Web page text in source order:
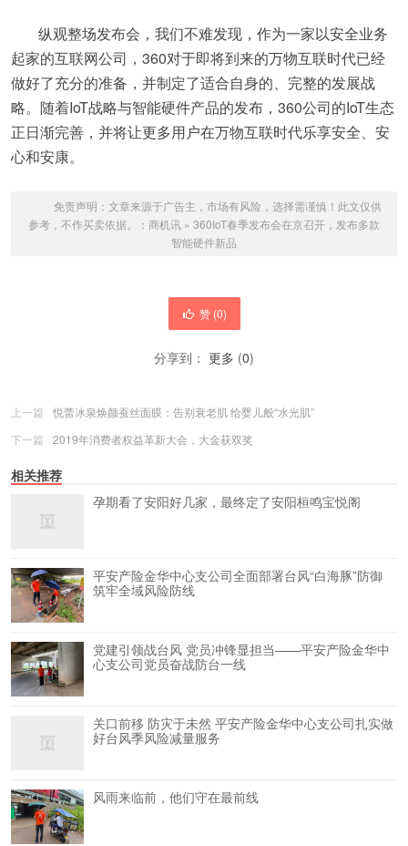
纵观整场发布会，我们不难发现，作为一家以安全业务
起家的互联网公司，360对于即将到来的万物互联时代已经
做好了充分的准备，并制定了适合自身的、完整的发展战
略。随着IoT战略与智能硬件产品的发布，360公司的IoT生态
正日渐完善，并将让更多用户在万物互联时代乐享安全、安
心和安康。
免责声明：文章来源于广告主，市场有风险，选择需谨慎！此文仅供
参考，不作买卖依据。： 商机讯 » 360IoT春季发布会在京召开，发布多款
智能硬件新品
赞 (0)
分享到： 更多 (0)
上一篇
悦蕾冰泉焕颜蚕丝面膜：告别衰老肌 给婴儿般“水光肌”
下一篇
2019年消费者权益革新大会，大金获双奖
相关推荐
孕期看了安阳好几家，最终定了安阳桓鸣宝悦阁
平安产险金华中心支公司全面部署台风“白海豚”防御
筑牢全域风险防线
党建引领战台风 党员冲锋显担当——平安产险金华中
心支公司党员奋战防台一线
关口前移 防灾于未然 平安产险金华中心支公司扎实做
好台风季风险减量服务
风雨来临前，他们守在最前线